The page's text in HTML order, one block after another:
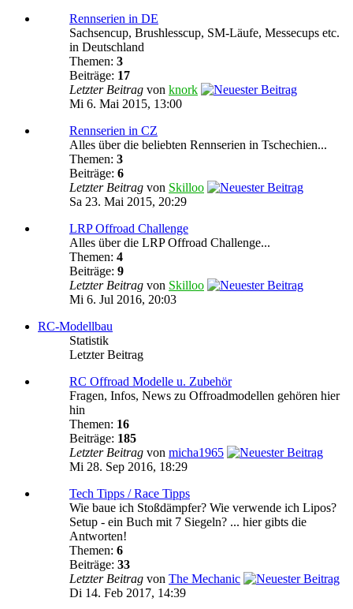
Rennserien in DE
Sachsencup, Brushlesscup, SM-Läufe, Messecups etc.
in Deutschland
Themen: 3
Beiträge: 17
Letzter Beitrag von knork
Mi 6. Mai 2015, 13:00
Rennserien in CZ
Alles über die beliebten Rennserien in Tschechien...
Themen: 3
Beiträge: 6
Letzter Beitrag von Skilloo
Sa 23. Mai 2015, 20:29
LRP Offroad Challenge
Alles über die LRP Offroad Challenge...
Themen: 4
Beiträge: 9
Letzter Beitrag von Skilloo
Mi 6. Jul 2016, 20:03
RC-Modellbau
Statistik
Letzter Beitrag
RC Offroad Modelle u. Zubehör
Fragen, Infos, News zu Offroadmodellen gehören hier
hin
Themen: 16
Beiträge: 185
Letzter Beitrag von micha1965
Mi 28. Sep 2016, 18:29
Tech Tipps / Race Tipps
Wie baue ich Stoßdämpfer? Wie verwende ich Lipos?
Setup - ein Buch mit 7 Siegeln? ... hier gibts die
Antworten!
Themen: 6
Beiträge: 33
Letzter Beitrag von The Mechanic
Di 14. Feb 2017, 14:39